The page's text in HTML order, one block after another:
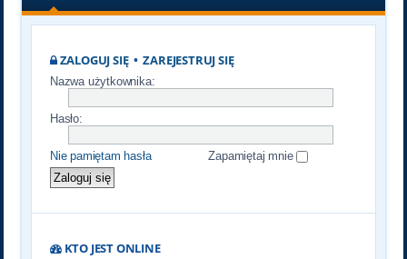
ZALOGUJ SIĘ•ZAREJESTRUJ SIĘ
Nazwa użytkownika:
Hasło:
Nie pamiętam hasła Zapamiętaj mnie
KTO JEST ONLINE